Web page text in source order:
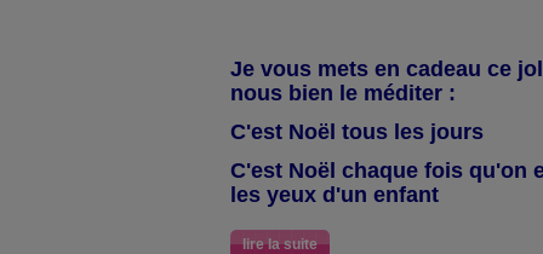
Je vous mets en cadeau ce
nous bien le méditer :
C'est Noël tous les jours
C'est Noël chaque fois qu'on
les yeux d'un enfant
lire la suite